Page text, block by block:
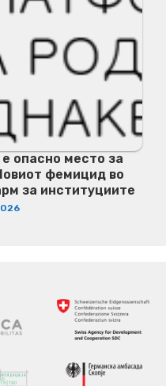
опасно место за
фемицид во
за институциите